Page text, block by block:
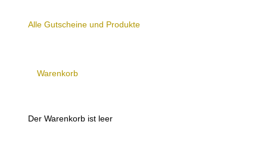
Alle Gutscheine und Produkte
Warenkorb
Der Warenkorb ist leer